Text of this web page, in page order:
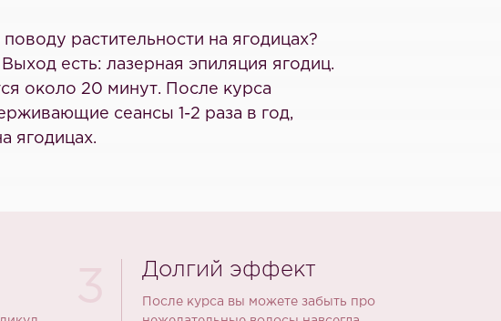
растительности на ягодицах?
есть: лазерная эпиляция ягодиц.
около 20 минут. После курса
сеансы 1-2 раза в год,
ягодицах.
Долгий эффект
После курса вы можете забыть про